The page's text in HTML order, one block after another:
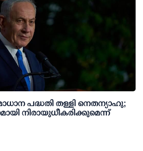
പദ്ധതി തള്ളി നെതന്യാഹു;
നിരായുധീകരിക്കുമെന്ന്